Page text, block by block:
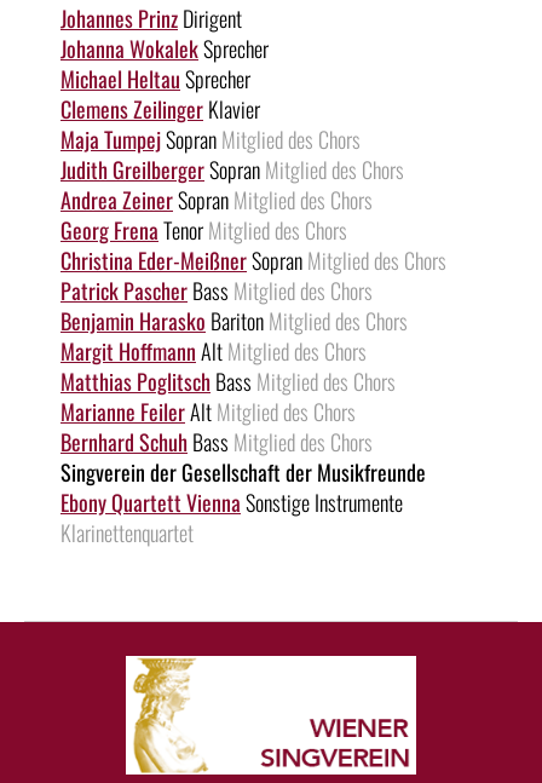
Johannes PrinzDirigent
Johanna WokalekSprecher
Michael HeltauSprecher
Clemens ZeilingerKlavier
Maja TumpejSopranMitglied des Chors
Judith GreilbergerSopranMitglied des Chors
Andrea ZeinerSopranMitglied des Chors
Georg FrenaTenorMitglied des Chors
Christina Eder-MeißnerSopranMitglied des Chors
Patrick PascherBass Mitglied des Chors
Benjamin Harasko BaritonMitglied des Chors
Margit HoffmannAltMitglied des Chors
Matthias PoglitschBass Mitglied des Chors
Marianne FeilerAltMitglied des Chors
Bernhard SchuhBass Mitglied des Chors
Singverein der Gesellschaft der Musikfreunde
Ebony Quartett ViennaSonstige Instrumente
Klarinettenquartet